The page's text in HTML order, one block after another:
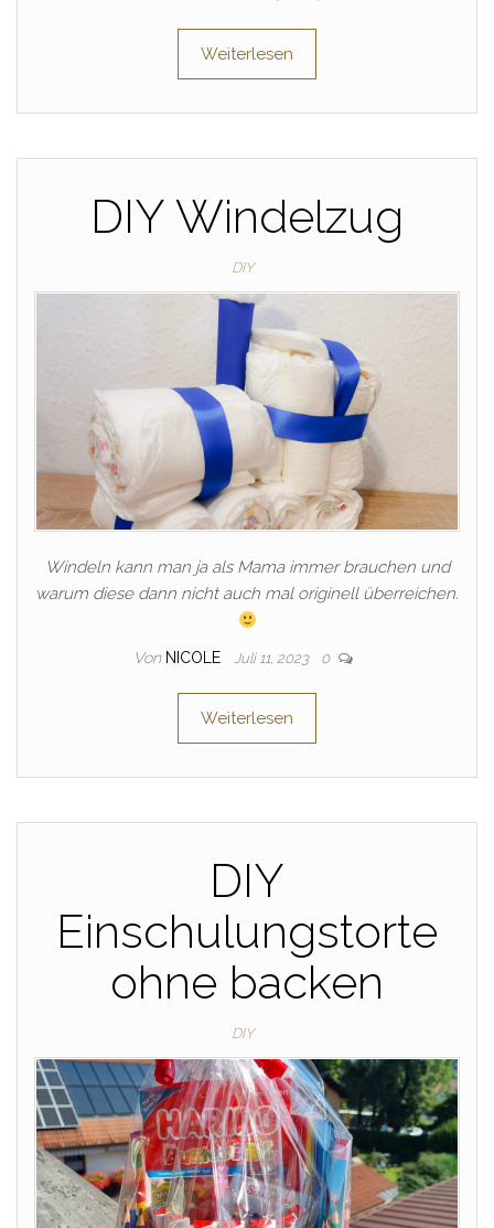
Weiterlesen
DIY Windelzug
DIY
Windeln kann man ja als Mama immer brauchen und
warum diese dann nicht auch mal originell überreichen.
Von NICOLE Juli 11, 2023 0
Weiterlesen
DIY
Einschulungstorte
ohne backen
DIY